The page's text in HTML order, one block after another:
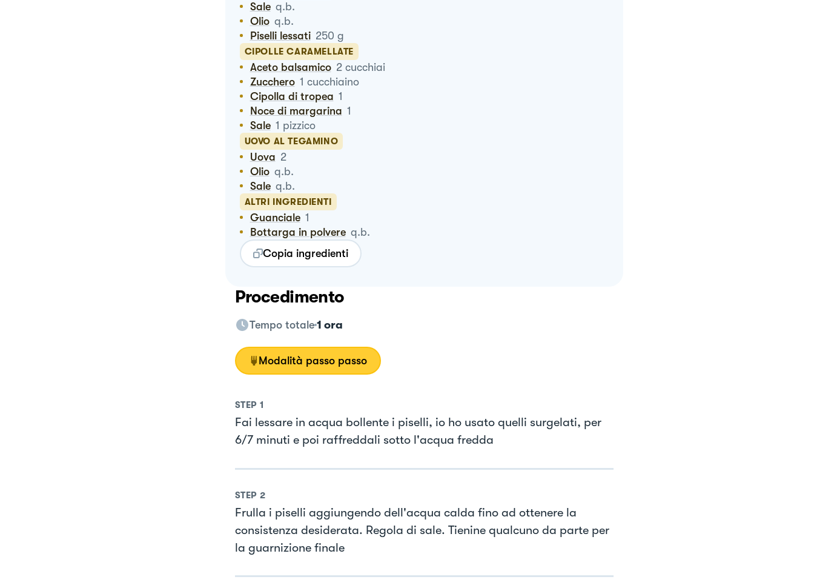
Sale q.b.
Olio q.b.
Piselli lessati 250 g
CIPOLLE CARAMELLATE
Aceto balsamico 2 cucchiai
Zucchero 1 cucchiaino
Cipolla di tropea 1
Noce di margarina 1
Sale 1 pizzico
UOVO AL TEGAMINO
Uova 2
Olio q.b.
Sale q.b.
ALTRI INGREDIENTI
Guanciale 1
Bottarga in polvere q.b.
Copia ingredienti
Procedimento
Tempo totale 1 ora
Modalità passo passo
STEP 1
Fai lessare in acqua bollente i piselli, io ho usato quelli surgelati, per
6/7 minuti e poi raffreddali sotto l'acqua fredda
STEP 2
Frulla i piselli aggiungendo dell'acqua calda fino ad ottenere la
consistenza desiderata. Regola di sale. Tienine qualcuno da parte per
la guarnizione finale